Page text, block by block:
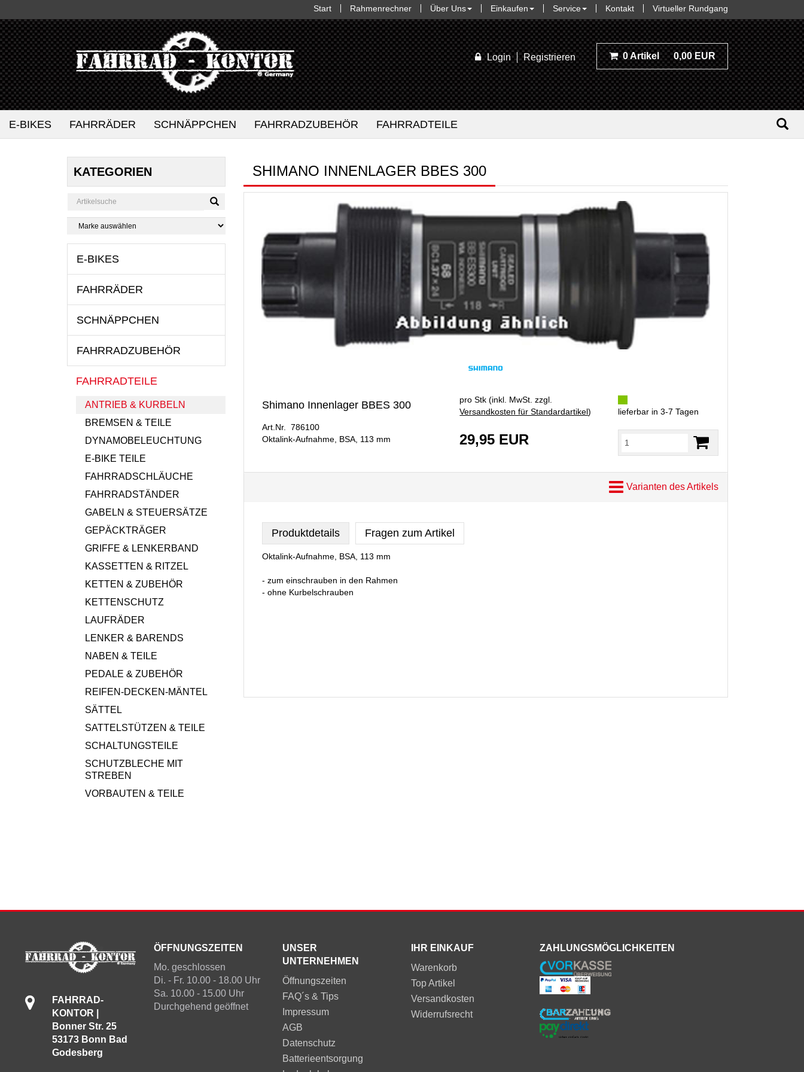
Start Rahmenrechner Über Uns Einkaufen Service Kontakt Virtueller Rundgang
Login Registrieren 0 Artikel 0,00 EUR
E-BIKES FAHRRÄDER SCHNÄPPCHEN FAHRRADZUBEHÖR FAHRRADTEILE
KATEGORIEN
E-BIKES
FAHRRÄDER
SCHNÄPPCHEN
FAHRRADZUBEHÖR
FAHRRADTEILE
ANTRIEB & KURBELN
BREMSEN & TEILE
DYNAMOBELEUCHTUNG
E-BIKE TEILE
FAHRRADSCHLÄUCHE
FAHRRADSTÄNDER
GABELN & STEUERSÄTZE
GEPÄCKTRÄGER
GRIFFE & LENKERBAND
KASSETTEN & RITZEL
KETTEN & ZUBEHÖR
KETTENSCHUTZ
LAUFRÄDER
LENKER & BARENDS
NABEN & TEILE
PEDALE & ZUBEHÖR
REIFEN-DECKEN-MÄNTEL
SÄTTEL
SATTELSTÜTZEN & TEILE
SCHALTUNGSTEILE
SCHUTZBLECHE MIT
STREBEN
VORBAUTEN & TEILE
SHIMANO INNENLAGER BBES 300
Shimano Innenlager BBES 300
Art.Nr. 786100
Oktalink-Aufnahme, BSA, 113 mm
pro Stk (inkl. MwSt. zzgl.
Versandkosten für Standardartikel)
29,95 EUR
lieferbar in 3-7 Tagen
Varianten des Artikels
Produktdetails Fragen zum Artikel
Oktalink-Aufnahme, BSA, 113 mm
- zum einschrauben in den Rahmen
- ohne Kurbelschrauben
FAHRRAD-
KONTOR |
Bonner Str. 25
53173 Bonn Bad
Godesberg
ÖFFNUNGSZEITEN
Mo. geschlossen
Di. - Fr. 10.00 - 18.00 Uhr
Sa. 10.00 - 15.00 Uhr
Durchgehend geöffnet
UNSER
UNTERNEHMEN
Öffnungszeiten
FAQ´s & Tips
Impressum
AGB
Datenschutz
Batterieentsorgung
IHR EINKAUF
Warenkorb
Top Artikel
Versandkosten
Widerrufsrecht
ZAHLUNGSMÖGLICHKEITEN